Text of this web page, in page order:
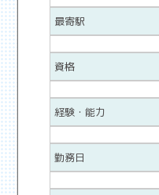
最寄駅
資格
経験・能力
勤務日